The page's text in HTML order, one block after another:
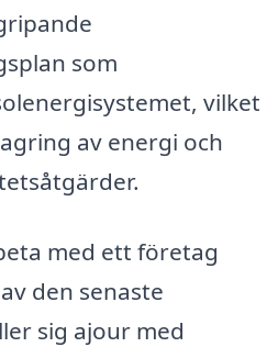
som
vilket
av energi och
med ett företag
den senaste
sig ajour med